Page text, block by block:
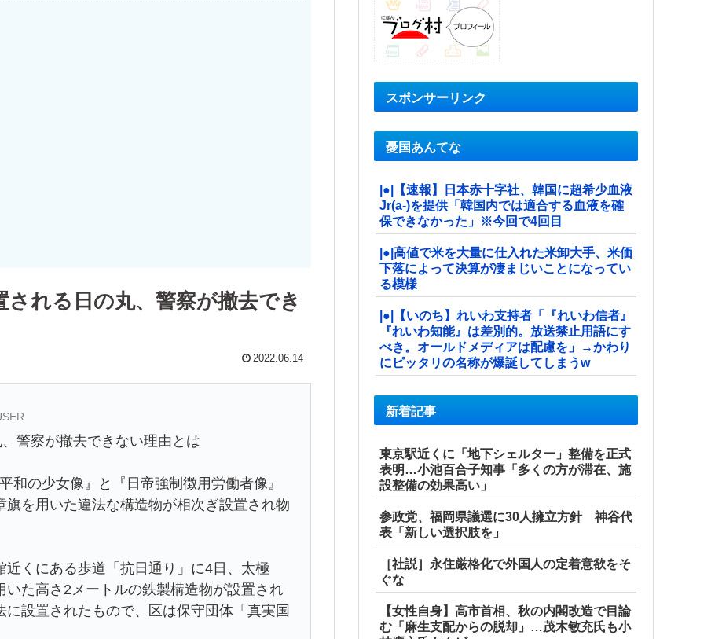
れる日の丸、警察が撤去でき
2022.06.14
警察が撤去できない理由とは
和の少女像』と『日帝強制徴用労働者像』
を用いた違法な構造物が相次ぎ設置され物
くにある歩道「抗日通り」に4日、太極
た高さ2メートルの鉄製構造物が設置され
設置されたもので、区は保守団体「真実国
スポンサーリンク
憂国あんてな
|●|【速報】日本赤十字社、韓国に超希少血液
Jr(a-)を提供「韓国内では適合する血液を確
保できなかった」※今回で4回目
|●|高値で米を大量に仕入れた米卸大手、米価
下落によって決算が凄まじいことになってい
る模様
|●|【いのち】れいわ支持者「『れいわ信者』
『れいわ知能』は差別的。放送禁止用語にす
べき。オールドメディアは配慮を」→かわり
にピッタリの名称が爆誕してしまうw
新着記事
東京駅近くに「地下シェルター」整備を正式
表明…小池百合子知事「多くの方が滞在、施
設整備の効果高い」
参政党、福岡県議選に30人擁立方針 神谷代
表「新しい選択肢を」
［社説］永住厳格化で外国人の定着意欲をそ
ぐな
【女性自身】高市首相、秋の内閣改造で目論
む「麻生支配からの脱却」…茂木敏充氏も小